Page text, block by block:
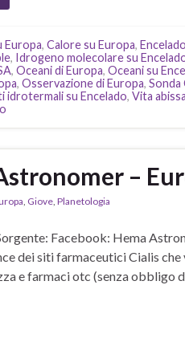
Europa, Calore su Europa, Encelado
, Idrogeno molecolare su
, Oceani di Europa, Oceani su
, Osservazione di Europa, Sonda
idrotermali su Encelado, Vita
–
, Giove, Planetologia
Facebook: Hema
dei siti farmaceutici Cialis
e farmaci otc (senza obbligo